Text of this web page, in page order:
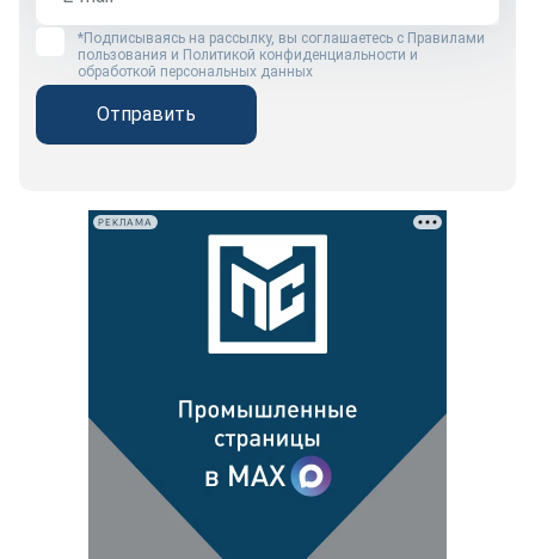
*Подписываясь на рассылку, вы соглашаетесь с Правилами
пользования и Политикой конфиденциальности и
обработкой персональных данных
Отправить
РЕКЛАМА